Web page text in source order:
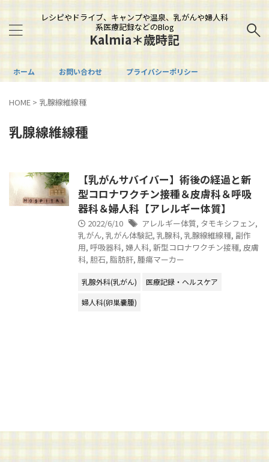
レシピやドライブ、キャンプや温泉、乳がんや婦人科
系医療記録などのBlog
Kalmia＊歳時記
ホーム お問い合わせ プライバシーポリシー
HOME > 乳腺線維線種
乳腺線維線種
【乳がんサバイバー】術後の経過と新
型コロナワクチン接種＆皮膚科＆呼吸
器科＆婦人科【アレルギー体質】
2022/6/10 アレルギー体質, タモキシフェン,
乳がん, 乳がん体験記, 乳腺科, 乳腺線維線種, 副作
用, 呼吸器科, 婦人科, 新型コロナワクチン接種, 皮膚
科, 胆石, 脂肪肝, 腫瘍マーカー
乳腺外科(乳がん)
医療記録・ヘルスケア
婦人科(卵巣嚢腫)